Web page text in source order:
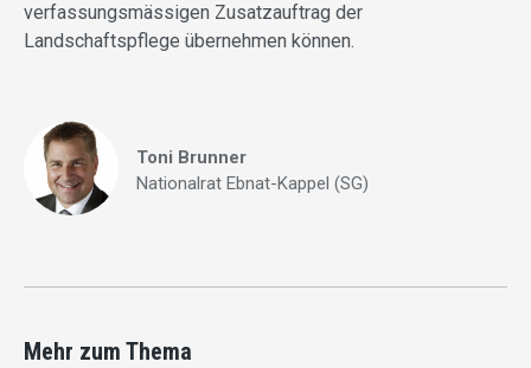
verfassungsmässigen Zusatzauftrag der
Landschaftspflege übernehmen können.
Toni Brunner
Nationalrat Ebnat-Kappel (SG)
Mehr zum Thema